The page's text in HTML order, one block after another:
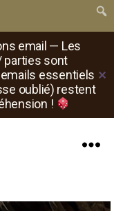
email — Les
parties sont
essentiels
oublié) restent
!
✕